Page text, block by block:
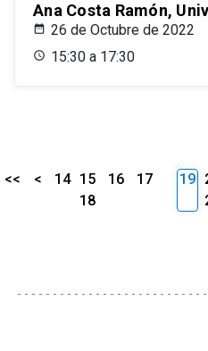
Ana Costa Ramón,
26 de Octubre de 2022
15:30 a 17:30
<< < 14 15 16
17
18
19